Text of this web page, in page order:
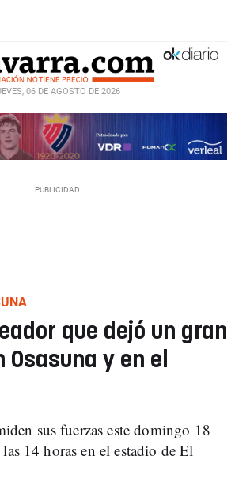
06 DE AGOSTO DE 2026
que dejó un gran
Osasuna y en el
sus fuerzas este domingo 18
14 horas en el estadio de El